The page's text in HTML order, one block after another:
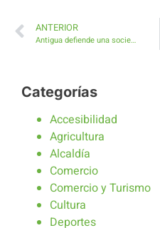
ANTERIOR
Antigua defiende una sociedad donde imperen los valores de Igualdad, Respeto y Diversidad
Categorías
Accesibilidad
Agricultura
Alcaldía
Comercio
Comercio y Turismo
Cultura
Deportes